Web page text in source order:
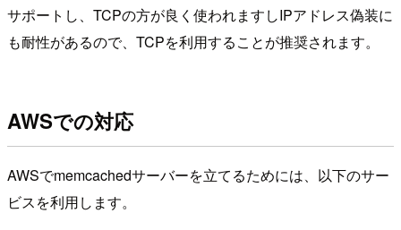
サポートし、TCPの方が良く使われますしIPアドレス偽装に
も耐性があるので、TCPを利用することが推奨されます。
AWSでの対応
AWSでmemcachedサーバーを立てるためには、以下のサー
ビスを利用します。